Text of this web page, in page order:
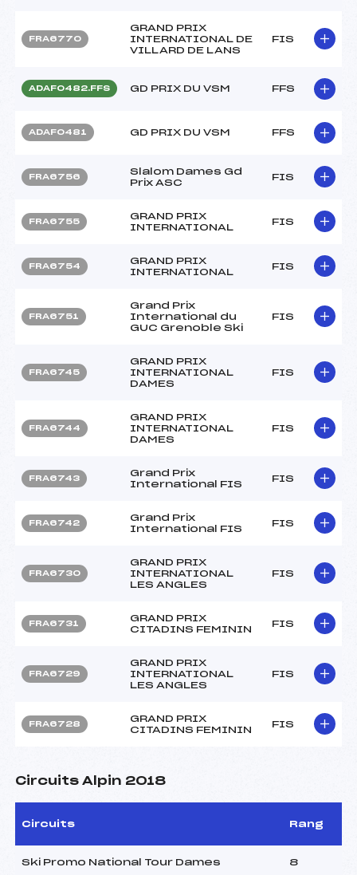
FRA6770
GRAND PRIX
INTERNATIONAL DE
VILLARD DE LANS
FIS
ADAF0482.FFS GD PRIX DU VSM FFS
ADAF0481 GD PRIX DU VSM FFS
FRA6756
Slalom Dames Gd
Prix ASC
FIS
FRA6755
GRAND PRIX
INTERNATIONAL
FIS
FRA6754
GRAND PRIX
INTERNATIONAL
FIS
FRA6751
Grand Prix
International du
GUC Grenoble Ski
FIS
FRA6745
GRAND PRIX
INTERNATIONAL
DAMES
FIS
FRA6744
GRAND PRIX
INTERNATIONAL
DAMES
FIS
FRA6743
Grand Prix
International FIS
FIS
FRA6742
Grand Prix
International FIS
FIS
FRA6730
GRAND PRIX
INTERNATIONAL
LES ANGLES
FIS
FRA6731
GRAND PRIX
CITADINS FEMININ
FIS
FRA6729
GRAND PRIX
INTERNATIONAL
LES ANGLES
FIS
FRA6728
GRAND PRIX
CITADINS FEMININ
FIS
Circuits Alpin 2018
Circuits Rang
Ski Promo National Tour Dames 8